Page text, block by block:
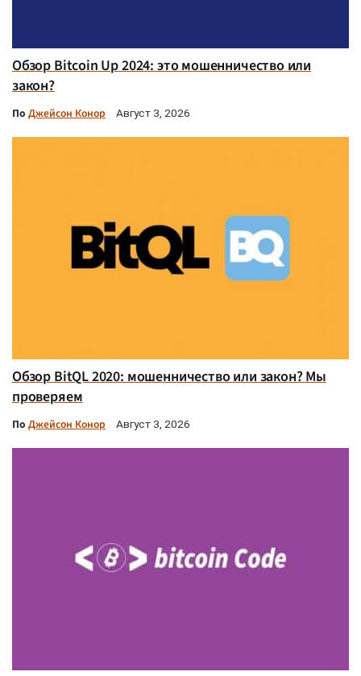
Обзор Bitcoin Up 2024: это мошенничество или
закон?
По Джейсон Конор Август 3, 2026
Обзор BitQL 2020: мошенничество или закон? Мы
проверяем
По Джейсон Конор Август 3, 2026